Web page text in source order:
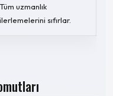
Tüm uzmanlık
ilerlemelerini sıfırlar.